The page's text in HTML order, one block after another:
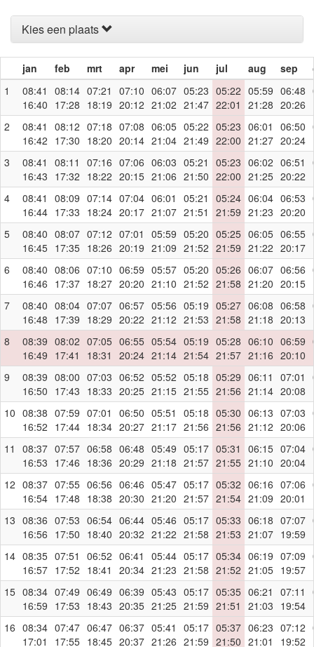
Kies een plaats
jan feb mrt apr mei jun jul aug sep
1
08:41
16:40
08:14
17:28
07:21
18:19
07:10
20:12
06:07
21:02
05:23
21:47
05:22
22:01
05:59
21:28
06:48
20:26
2
08:41
16:42
08:12
17:30
07:18
18:20
07:08
20:14
06:05
21:04
05:22
21:49
05:23
22:00
06:01
21:27
06:50
20:24
3
08:41
16:43
08:11
17:32
07:16
18:22
07:06
20:15
06:03
21:06
05:21
21:50
05:23
22:00
06:02
21:25
06:51
20:22
4
08:41
16:44
08:09
17:33
07:14
18:24
07:04
20:17
06:01
21:07
05:21
21:51
05:24
21:59
06:04
21:23
06:53
20:20
5
08:40
16:45
08:07
17:35
07:12
18:26
07:01
20:19
05:59
21:09
05:20
21:52
05:25
21:59
06:05
21:22
06:55
20:17
6
08:40
16:46
08:06
17:37
07:10
18:27
06:59
20:20
05:57
21:10
05:20
21:52
05:26
21:58
06:07
21:20
06:56
20:15
7
08:40
16:48
08:04
17:39
07:07
18:29
06:57
20:22
05:56
21:12
05:19
21:53
05:27
21:58
06:08
21:18
06:58
20:13
8
08:39
16:49
08:02
17:41
07:05
18:31
06:55
20:24
05:54
21:14
05:19
21:54
05:28
21:57
06:10
21:16
06:59
20:10
9
08:39
16:50
08:00
17:43
07:03
18:33
06:52
20:25
05:52
21:15
05:18
21:55
05:29
21:56
06:11
21:14
07:01
20:08
10 08:38
16:52
07:59
17:44
07:01
18:34
06:50
20:27
05:51
21:17
05:18
21:56
05:30
21:56
06:13
21:12
07:03
20:06
11
08:37
16:53
07:57
17:46
06:58
18:36
06:48
20:29
05:49
21:18
05:17
21:57
05:31
21:55
06:15
21:10
07:04
20:04
12 08:37
16:54
07:55
17:48
06:56
18:38
06:46
20:30
05:47
21:20
05:17
21:57
05:32
21:54
06:16
21:09
07:06
20:01
13 08:36
16:56
07:53
17:50
06:54
18:40
06:44
20:32
05:46
21:22
05:17
21:58
05:33
21:53
06:18
21:07
07:07
19:59
14 08:35
16:57
07:51
17:52
06:52
18:41
06:41
20:34
05:44
21:23
05:17
21:58
05:34
21:52
06:19
21:05
07:09
19:57
15 08:34
16:59
07:49
17:53
06:49
18:43
06:39
20:35
05:43
21:25
05:17
21:59
05:35
21:51
06:21
21:03
07:11
19:54
16 08:34
17:01
07:47
17:55
06:47
18:45
06:37
20:37
05:41
21:26
05:17
21:59
05:37
21:50
06:23
21:01
07:12
19:52